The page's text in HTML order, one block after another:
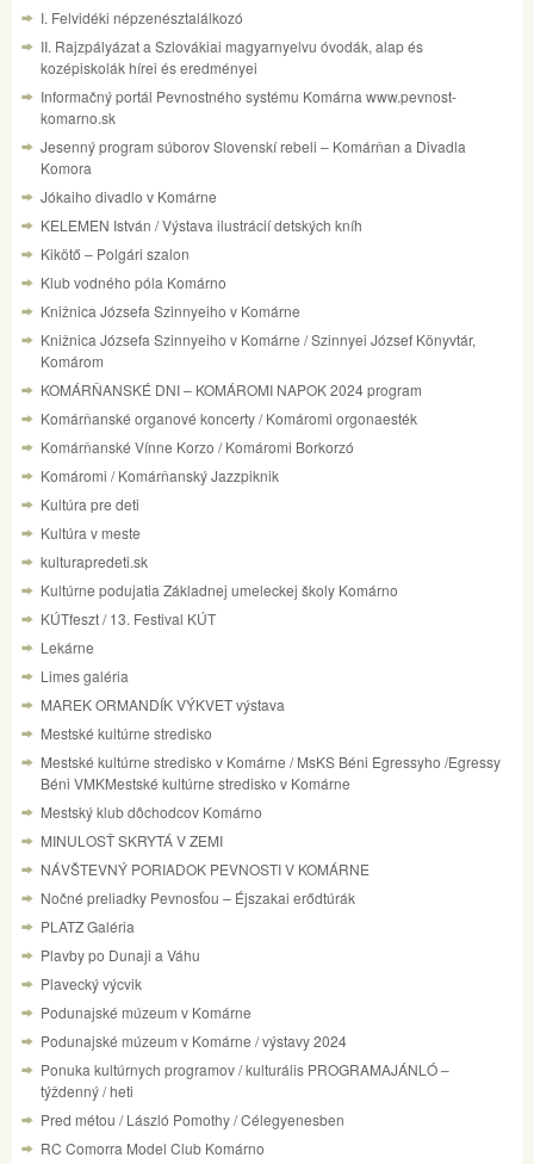
I. Felvidéki népzenésztalálkozó
II. Rajzpályázat a Szlovákiai magyarnyelvu óvodák, alap és
kozépiskolák hírei és eredményei
Informačný portál Pevnostného systému Komárna www.pevnost-
komarno.sk
Jesenný program súborov Slovenskí rebeli – Komárňan a Divadla
Komora
Jókaiho divadlo v Komárne
KELEMEN István / Výstava ilustrácií detských kníh
Kikötő – Polgári szalon
Klub vodného póla Komárno
Knižnica Józsefa Szinnyeiho v Komárne
Knižnica Józsefa Szinnyeiho v Komárne / Szinnyei József Könyvtár,
Komárom
KOMÁRŇANSKÉ DNI – KOMÁROMI NAPOK 2024 program
Komárňanské organové koncerty / Komáromi orgonaesték
Komárňanské Vínne Korzo / Komáromi Borkorzó
Komáromi / Komárňanský Jazzpiknik
Kultúra pre deti
Kultúra v meste
kulturapredeti.sk
Kultúrne podujatia Základnej umeleckej školy Komárno
KÚTfeszt / 13. Festival KÚT
Lekárne
Limes galéria
MAREK ORMANDÍK VÝKVET výstava
Mestské kultúrne stredisko
Mestské kultúrne stredisko v Komárne / MsKS Béni Egressyho /Egressy
Béni VMKMestské kultúrne stredisko v Komárne
Mestský klub dôchodcov Komárno
MINULOSŤ SKRYTÁ V ZEMI
NÁVŠTEVNÝ PORIADOK PEVNOSTI V KOMÁRNE
Nočné preliadky Pevnosťou – Éjszakai erődtúrák
PLATZ Galéria
Plavby po Dunaji a Váhu
Plavecký výcvik
Podunajské múzeum v Komárne
Podunajské múzeum v Komárne / výstavy 2024
Ponuka kultúrnych programov / kulturális PROGRAMAJÁNLÓ –
týždenný / heti
Pred métou / László Pomothy / Célegyenesben
RC Comorra Model Club Komárno